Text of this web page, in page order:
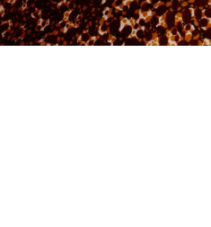
POPULAIRE